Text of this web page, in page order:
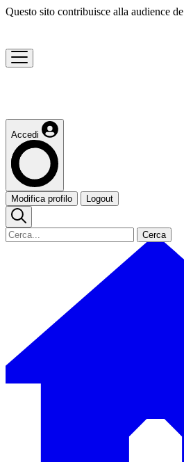
Questo sito contribuisce alla audience de
Accedi
Modifica profilo Logout
Cerca